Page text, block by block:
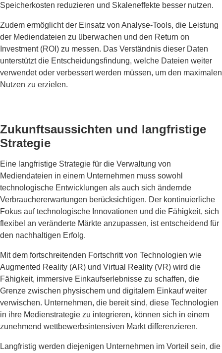
Speicherkosten reduzieren und Skaleneffekte besser nutzen.
Zudem ermöglicht der Einsatz von Analyse-Tools, die Leistung
der Mediendateien zu überwachen und den Return on
Investment (ROI) zu messen. Das Verständnis dieser Daten
unterstützt die Entscheidungsfindung, welche Dateien weiter
verwendet oder verbessert werden müssen, um den maximalen
Nutzen zu erzielen.
Zukunftsaussichten und langfristige
Strategie
Eine langfristige Strategie für die Verwaltung von
Mediendateien in einem Unternehmen muss sowohl
technologische Entwicklungen als auch sich ändernde
Verbrauchererwartungen berücksichtigen. Der kontinuierliche
Fokus auf technologische Innovationen und die Fähigkeit, sich
flexibel an veränderte Märkte anzupassen, ist entscheidend für
den nachhaltigen Erfolg.
Mit dem fortschreitenden Fortschritt von Technologien wie
Augmented Reality (AR) und Virtual Reality (VR) wird die
Fähigkeit, immersive Einkaufserlebnisse zu schaffen, die
Grenze zwischen physischem und digitalem Einkauf weiter
verwischen. Unternehmen, die bereit sind, diese Technologien
in ihre Medienstrategie zu integrieren, können sich in einem
zunehmend wettbewerbsintensiven Markt differenzieren.
Langfristig werden diejenigen Unternehmen im Vorteil sein, die